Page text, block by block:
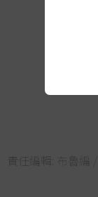
責任編輯: 布魯編